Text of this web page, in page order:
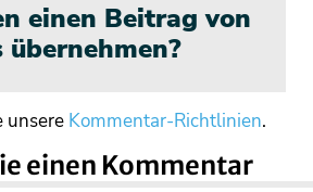
einen Beitrag von
übernehmen?
unsere Kommentar-Richtlinien.
einen Kommentar